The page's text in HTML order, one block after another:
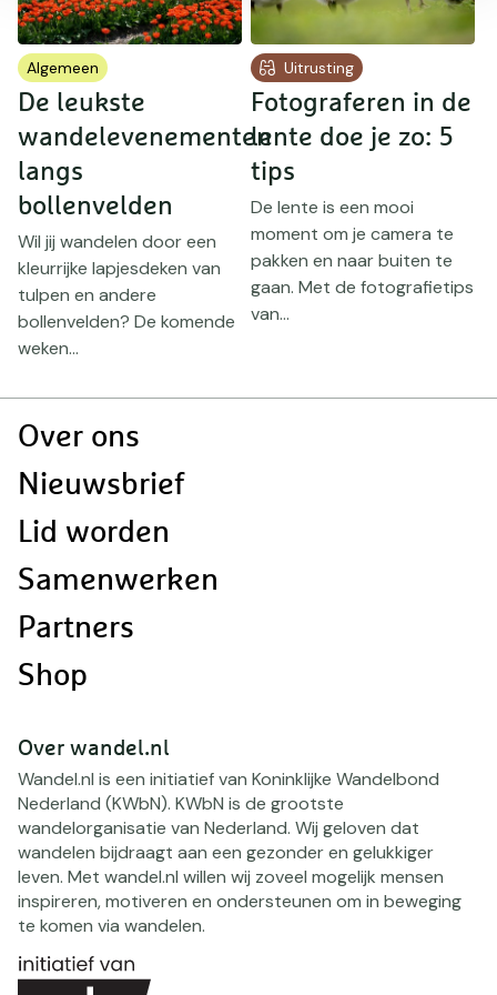
Algemeen
De leukste
wandelevenementen
langs
bollenvelden
Wil jij wandelen door een
kleurrijke lapjesdeken van
tulpen en andere
bollenvelden? De komende
weken...
Uitrusting
Fotograferen in de
lente doe je zo: 5
tips
De lente is een mooi
moment om je camera te
pakken en naar buiten te
gaan. Met de fotografietips
van...
Doormat
Over ons
Nieuwsbrief
Lid worden
Samenwerken
Partners
Shop
Over wandel.nl
Wandel.nl is een initiatief van Koninklijke Wandelbond
Nederland (KWbN). KWbN is de grootste
wandelorganisatie van Nederland. Wij geloven dat
wandelen bijdraagt aan een gezonder en gelukkiger
leven. Met wandel.nl willen wij zoveel mogelijk mensen
inspireren, motiveren en ondersteunen om in beweging
te komen via wandelen.